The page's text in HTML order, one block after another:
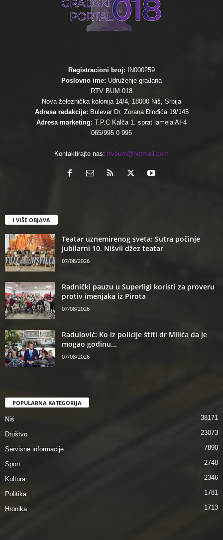
Registracioni broj:
IN000259
Poslovno ime: Udruženje građana
RTV BUM 018
Nova železnička kolonija 14/4, 18000 Niš, Srbija
Adresa redakcije: Bulevar Dr. Zorana Đinđića 19/145
Adresa marketing: T.P.C Kalča 1. sprat lamela AI-4
065/995 0 995
Kontaktirajte nas: rtvbum@hotmail.com
I VIŠE OBJAVA
Teatar uznemirenog sveta: Sutra počinje
jubilarni 10. Nišvil džez teatar
07/08/2026
Radnički pauzu u Superligi koristi za proveru
protiv imenjaka iz Pirota
07/08/2026
Radulović: Ko iz policije štiti dr Milića da je
mogao godinu...
07/08/2026
POPULARNA KATEGORIJA
Niš 38171
Društvo 23073
Servisne informacije 7890
Sport 2748
Kultura 2346
Politika 1781
Hronika 1713